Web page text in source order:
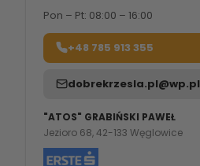
Pon – Pt: 08:00 – 16:00
+48 785 913 355
dobrekrzesla.pl@wp.pl
"ATOS" GRABIŃSKI PAWEŁ
Jezioro 68, 42-133 Węglowice